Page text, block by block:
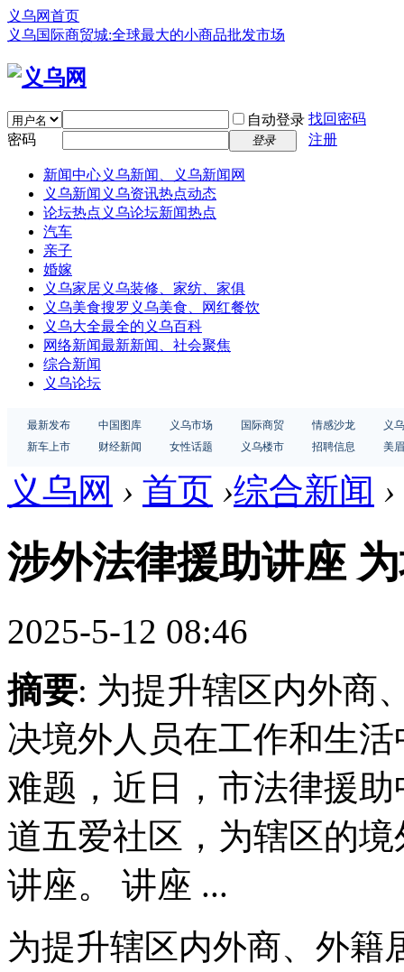
义乌网首页
义乌国际商贸城:全球最大的小商品批发市场
自动登录 找回密码
密码
登录 注册
新闻中心义乌新闻、义乌新闻网
义乌新闻 义乌资讯热点动态
论坛热点 义乌论坛新闻热点
汽车
亲子
婚嫁
义乌家居义乌装修、家纺、家俱
义乌美食搜罗义乌美食、网红餐饮
义乌大全最全的义乌百科
网络新闻最新新闻、社会聚焦
综合新闻
义乌论坛
最新发布 中国图库 义乌市场 国际商贸 情感沙龙
义
新车上市
财经新闻 女性话题 义乌楼市 招聘信息 美
义乌网 › 首页 ›综合新闻 ›
涉外法律援助讲座
2025-5-12 08:46
摘要: 为提升辖区内外商
决境外人员在工作和生
难题，近日，市法律援
道五爱社区，为辖区的
讲座。 讲座 ...
为提升辖区内外商、外籍